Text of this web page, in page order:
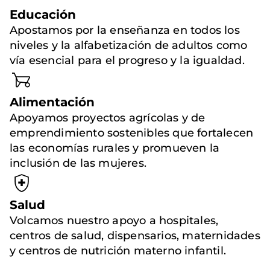
Educación
Apostamos por la enseñanza en todos los
niveles y la alfabetización de adultos como
vía esencial para el progreso y la igualdad.
Alimentación
Apoyamos proyectos agrícolas y de
emprendimiento sostenibles que fortalecen
las economías rurales y promueven la
inclusión de las mujeres.
Salud
Volcamos nuestro apoyo a hospitales,
centros de salud, dispensarios, maternidades
y centros de nutrición materno infantil.